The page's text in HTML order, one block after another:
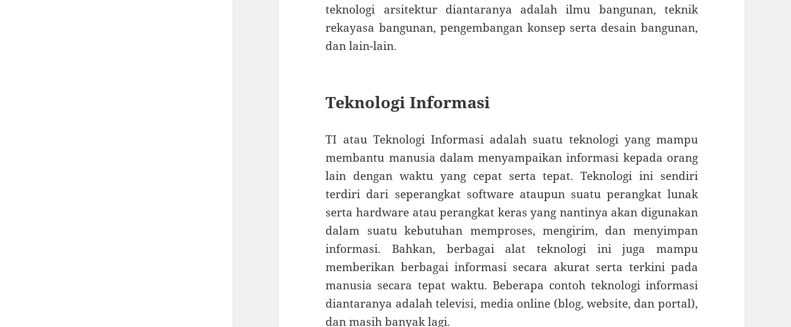
teknologi arsitektur diantaranya adalah ilmu bangunan, teknik
rekayasa bangunan, pengembangan konsep serta desain bangunan,
dan lain-lain.
Teknologi Informasi
TI atau Teknologi Informasi adalah suatu teknologi yang mampu
membantu manusia dalam menyampaikan informasi kepada orang
lain dengan waktu yang cepat serta tepat. Teknologi ini sendiri
terdiri dari seperangkat software ataupun suatu perangkat lunak
serta hardware atau perangkat keras yang nantinya akan digunakan
dalam suatu kebutuhan memproses, mengirim, dan menyimpan
informasi. Bahkan, berbagai alat teknologi ini juga mampu
memberikan berbagai informasi secara akurat serta terkini pada
manusia secara tepat waktu. Beberapa contoh teknologi informasi
diantaranya adalah televisi, media online (blog, website, dan portal),
dan masih banyak lagi.